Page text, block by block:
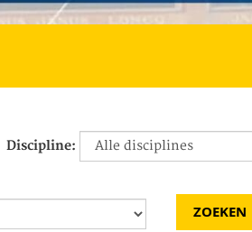
Discipline: